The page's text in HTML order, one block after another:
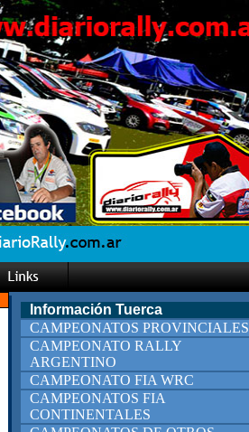
Información Tuerca
CAMPEONATOS PROVINCIALES
CAMPEONATO RALLY
ARGENTINO
CAMPEONATO FIA WRC
CAMPEONATOS FIA
CONTINENTALES